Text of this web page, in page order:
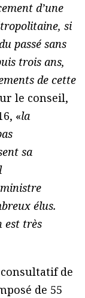
d’une
si
passé sans
trois ans,
de cette
le conseil,
«la
sa
élus.
est très
de
de 55